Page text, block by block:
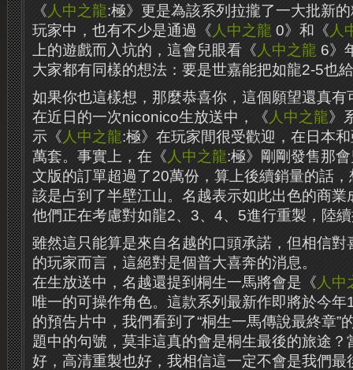
《 人中之龍:極》更是為該系列拉攏了一大批新
玩家中，也有不少是通過《 人中之龍 0》和《 人
上的遊戲而入坑的，這會兒眼看《 人中之龍 6》
大家都有同樣的想法：要是世嘉能把如龍2-5也
如果你也這樣想，那麼恭喜你，這個願望還真有
在近日的一次niconico生放送中，《 人中之龍》
示《 人中之龍:極》在玩家間很受歡迎，在日本
萬套。事實上，在《 人中之龍:極》剛剛發售那
文版的訂單超過了20萬份，算上後續銷量的話
該是占到了半壁江山。名越表示如此出色的商業
他們正在考慮對如龍2、3、4、5進行重製，陸
雖然這只能算是來自名越的口頭承諾，但相信對
的玩家而言，這絕對是個普大喜奔的消息。
在生放送中，名越還提到桐生一馬將會是《 人中
唯一的可操作角色。這款系列最新作即將於今
的預告片中，我們看到了“桐生一馬傳說最終章”
題中的句號，莫非這真的會是桐生最後的旅途？
好，高清重製也好，我相信這一定不會是我們最